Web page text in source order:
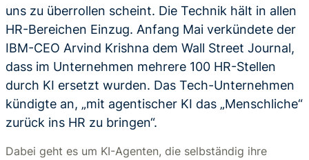
uns zu überrollen scheint. Die Technik hält in allen
HR-Bereichen Einzug. Anfang Mai verkündete der
IBM-CEO Arvind Krishna dem Wall Street Journal,
dass im Unternehmen mehrere 100 HR-Stellen
durch KI ersetzt wurden. Das Tech-Unternehmen
kündigte an, „mit agentischer KI das „Menschliche“
zurück ins HR zu bringen“.
Dabei geht es um KI-Agenten, die selbständig ihre